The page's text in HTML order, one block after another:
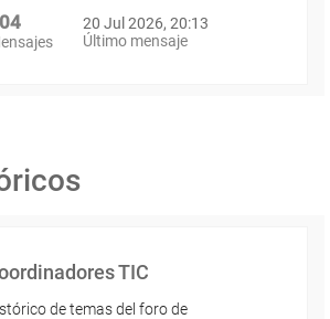
20 Jul 2026, 20:13
Último mensaje
TIC
de temas del foro de